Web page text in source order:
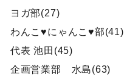
ヨガ部(27)
わんこ♥にゃんこ♥部(41)
代表 池田(45)
企画営業部 水島(63)